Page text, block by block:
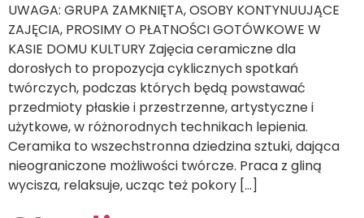
UWAGA: GRUPA ZAMKNIĘTA, OSOBY KONTYNUUJĄCE
ZAJĘCIA, PROSIMY O PŁATNOŚCI GOTÓWKOWE W
KASIE DOMU KULTURY Zajęcia ceramiczne dla
dorosłych to propozycja cyklicznych spotkań
twórczych, podczas których będą powstawać
przedmioty płaskie i przestrzenne, artystyczne i
użytkowe, w różnorodnych technikach lepienia.
Ceramika to wszechstronna dziedzina sztuki, dająca
nieograniczone możliwości twórcze. Praca z gliną
wycisza, relaksuje, ucząc też pokory […]